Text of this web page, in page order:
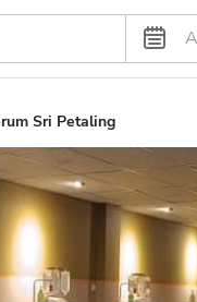
Sri Petaling